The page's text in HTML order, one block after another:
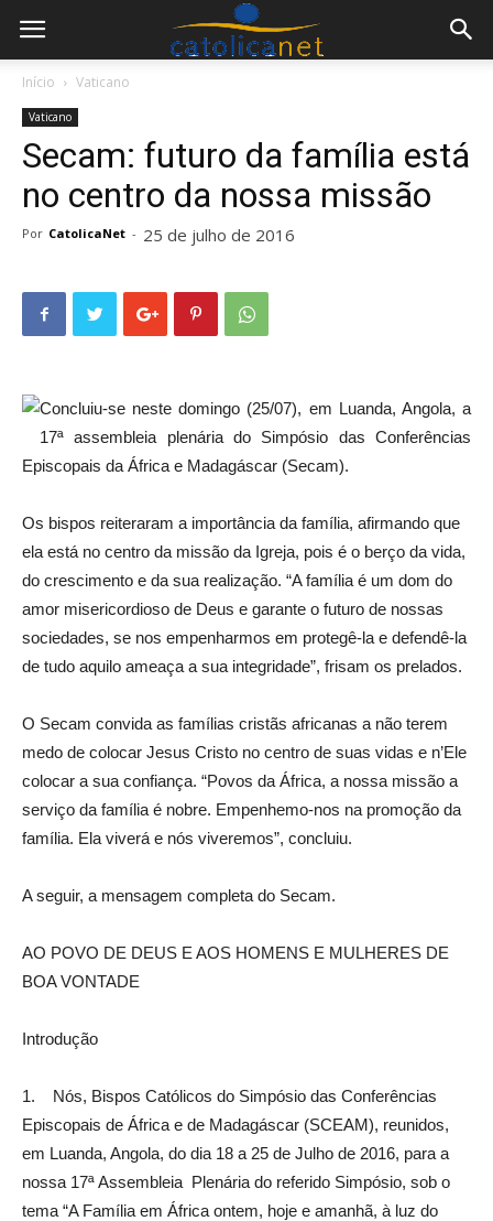
Início Vaticano
Vaticano
Secam: futuro da família está
no centro da nossa missão
Por CatolicaNet - 25 de julho de 2016
Concluiu-se neste domingo (25/07), em Luanda, Angola, a
17ª assembleia plenária do Simpósio das Conferências
Episcopais da África e Madagáscar (Secam).
Os bispos reiteraram a importância da família, afirmando que
ela está no centro da missão da Igreja, pois é o berço da vida,
do crescimento e da sua realização. “A família é um dom do
amor misericordioso de Deus e garante o futuro de nossas
sociedades, se nos empenharmos em protegê-la e defendê-la
de tudo aquilo ameaça a sua integridade”, frisam os prelados.
O Secam convida as famílias cristãs africanas a não terem
medo de colocar Jesus Cristo no centro de suas vidas e n’Ele
colocar a sua confiança. “Povos da África, a nossa missão a
serviço da família é nobre. Empenhemo-nos na promoção da
família. Ela viverá e nós viveremos”, concluiu.
A seguir, a mensagem completa do Secam.
AO POVO DE DEUS E AOS HOMENS E MULHERES DE
BOA VONTADE
Introdução
1. Nós, Bispos Católicos do Simpósio das Conferências
Episcopais de África e de Madagáscar (SCEAM), reunidos,
em Luanda, Angola, do dia 18 a 25 de Julho de 2016, para a
nossa 17ª Assembleia Plenária do referido Simpósio, sob o
tema “A Família em África ontem, hoje e amanhã, à luz do